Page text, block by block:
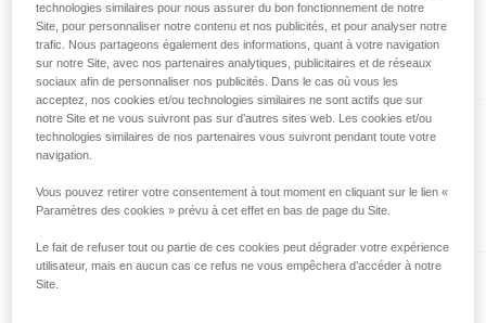
de la reproduire en autonomie.
Nous donnons des exemples de techniques
liées à votre activité. Il peut en exister d’autres
que nous ne décrivons pas ici.
Descendeur avec fonction anti-
panique pour les travaux sur
corde et le secours
I’D® EVAC
fonction anti-panique pour les
évacuations à l’ancrage
technologies similaires pour nous assurer du bon fonctionnement de notre
Site, pour personnaliser notre contenu et nos publicités, et pour analyser notre
trafic. Nous partageons également des informations, quant à votre navigation
sur notre Site, avec nos partenaires analytiques, publicitaires et de réseaux
sociaux afin de personnaliser nos publicités. Dans le cas où vous les
acceptez, nos cookies et/ou technologies similaires ne sont actifs que sur
notre Site et ne vous suivront pas sur d’autres sites web. Les cookies et/ou
technologies similaires de nos partenaires vous suivront pendant toute votre
navigation.
Vous pouvez retirer votre consentement à tout moment en cliquant sur le lien «
Paramètres des cookies » prévu à cet effet en bas de page du Site.
Le fait de refuser tout ou partie de ces cookies peut dégrader votre expérience
utilisateur, mais en aucun cas ce refus ne vous empêchera d’accéder à notre
Site.